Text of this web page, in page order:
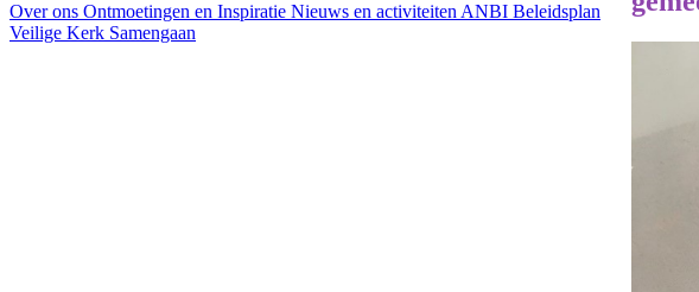
Over ons Ontmoetingen en Inspiratie Nieuws en activiteiten ANBI Beleidsplan
Veilige Kerk Samengaan